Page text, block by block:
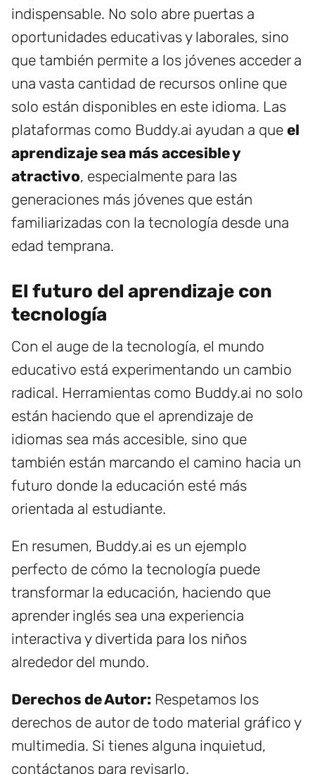
indispensable. No solo abre puertas a
oportunidades educativas y laborales, sino
que también permite a los jóvenes acceder a
una vasta cantidad de recursos online que
solo están disponibles en este idioma. Las
plataformas como Buddy.ai ayudan a que el
aprendizaje sea más accesible y
atractivo, especialmente para las
generaciones más jóvenes que están
familiarizadas con la tecnología desde una
edad temprana.
El futuro del aprendizaje con
tecnología
Con el auge de la tecnología, el mundo
educativo está experimentando un cambio
radical. Herramientas como Buddy.ai no solo
están haciendo que el aprendizaje de
idiomas sea más accesible, sino que
también están marcando el camino hacia un
futuro donde la educación esté más
orientada al estudiante.
En resumen, Buddy.ai es un ejemplo
perfecto de cómo la tecnología puede
transformar la educación, haciendo que
aprender inglés sea una experiencia
interactiva y divertida para los niños
alrededor del mundo.
Derechos de Autor: Respetamos los
derechos de autor de todo material gráfico y
multimedia. Si tienes alguna inquietud,
contáctanos para revisarlo.